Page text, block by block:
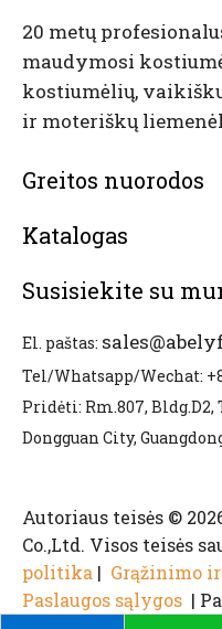
20 metų
maudymosi
kostiumėlių,
ir moteriškų
Greitos nuorodos
Katalogas
Susisiekite su
El. paštas:
Tel/Whatsapp/Wechat:
Pridėti: Rm.807,
Dongguan City,
Autoriaus teisės ©
Co.,Ltd. Visos teisės
politika | Grąžinimo
Paslaugos sąlygos |